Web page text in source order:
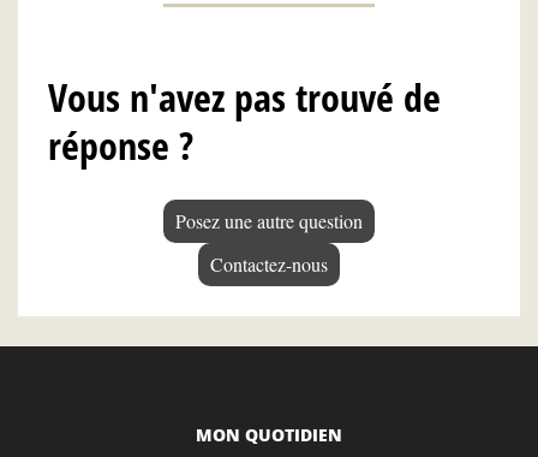
Vous n'avez pas trouvé de
réponse ?
Posez une autre question
Contactez-nous
MON QUOTIDIEN